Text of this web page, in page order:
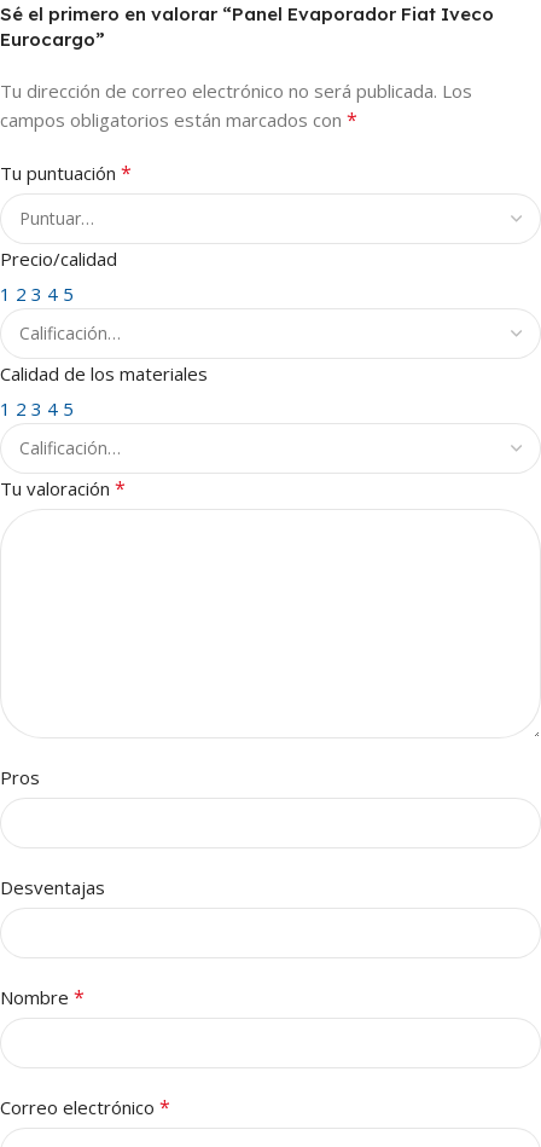
Sé el primero en valorar “Panel Evaporador Fiat Iveco
Eurocargo”
Tu dirección de correo electrónico no será publicada. Los
campos obligatorios están marcados con *
Tu puntuación *
Precio/calidad
1 2 3 4 5
Calidad de los materiales
1 2 3 4 5
Tu valoración *
Pros
Desventajas
Nombre *
Correo electrónico *